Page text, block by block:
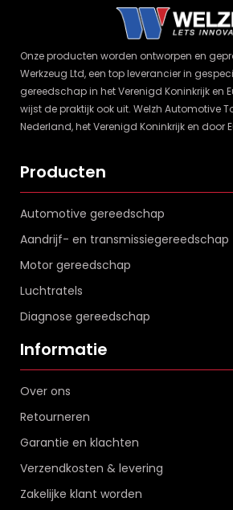
Onze producten worden ontworpen en
Werkzeug Ltd, een top leverancier in
gereedschap in het Verenigd Koninkrijk en
wijst de praktijk ook uit. Welzh Automotive
Nederland, het Verenigd Koninkrijk en door
Producten
Automotive gereedschap
Aandrijf- en transmissiegereedschap
Motor gereedschap
Luchtratels
Diagnose gereedschap
Informatie
Over ons
Retourneren
Garantie en klachten
Verzendkosten & levering
Zakelijke klant worden